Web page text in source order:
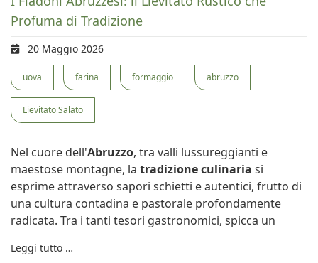
Profuma di Tradizione
20 Maggio 2026
uova farina formaggio abruzzo
Lievitato Salato
Nel cuore dell'Abruzzo, tra valli lussureggianti e
maestose montagne, la tradizione culinaria si
esprime attraverso sapori schietti e autentici, frutto di
una cultura contadina e pastorale profondamente
radicata. Tra i tanti tesori gastronomici, spicca un
Leggi tutto …